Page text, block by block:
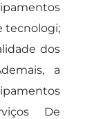
tecnologi;
dos
a
De